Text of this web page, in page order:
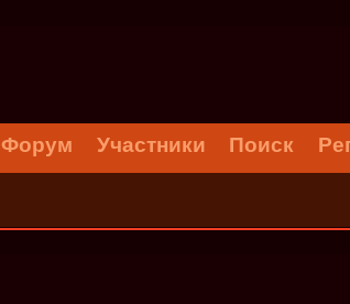
Форум Участники Поиск